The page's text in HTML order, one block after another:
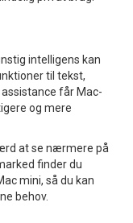
intelligens kan
til tekst,
får Mac-
og mere
at se nærmere på
finder du
mini, så du kan
behov.